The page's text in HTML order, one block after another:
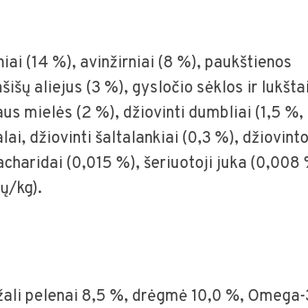
(14 %), avinžirniai (8 %), paukštienos
aliejus (3 %), gysločio sėklos ir
mielės (2 %), džiovinti dumbliai (1,5 %,
džiovinti šaltalankiai (0,3 %),
(0,015 %), šeriuotoji juka (0,008
kg).
pelenai 8,5 %, drėgmė 10,0 %, Omega-